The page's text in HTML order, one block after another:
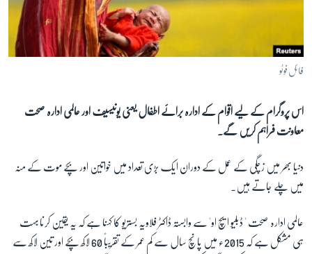
سائنس و ٹیکنالوجی
دلچسپ و عجیب
ویڈیوز
آڈیو
اسپیشل کوریج
Learning English
فائل فوٹو
اس پروگرام کے لیے اقوام کے ادارہ برائے اطفال یعنی یونیسیف اور عالمی ادارہ صحت
معاونت فراہم کریں گے۔
دنیا بھر میں زچگی کے عمل کے دوران ایک بڑی تعداد میں خواتین اور بچے موت کے منہ
میں چلے جاتے ہیں۔
عالمی ادارہ صحت ' ڈبلیو ایچ او' سے وابستہ ڈاکٹر فلاویہ بستریو کا کہنا ہے کہ یہ یقین کرنا بہت
ہی مشکل ہے کہ 2015ء میں پانچ سال سے کم عمر کے تقریباً 60 لاکھ بچے اور تین لاکھ سے